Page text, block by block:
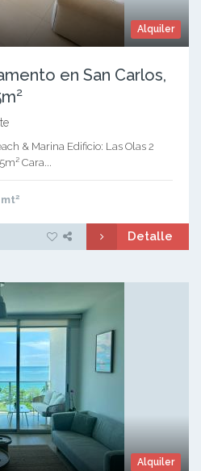
Alquiler
en San Carlos,
& Marina Edificio: Las Olas 2
Cara...
mt2
Detalle
Alquiler